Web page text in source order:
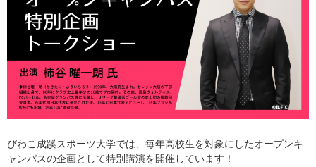
びわこ成蹊スポーツ大学では、毎年高校生を対象にしたオープンキ
ャンパスの企画として特別講演を開催しています！